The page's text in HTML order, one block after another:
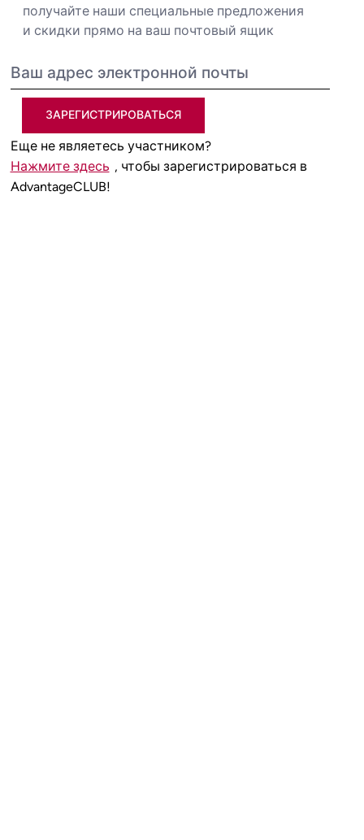
получайте наши специальные предложения
и скидки прямо на ваш почтовый ящик
ЗАРЕГИСТРИРОВАТЬСЯ
Еще не являетесь участником?
Нажмите здесь , чтобы зарегистрироваться в
AdvantageCLUB!